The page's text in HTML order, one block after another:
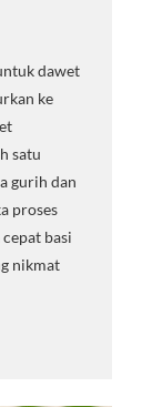
dawet
ke
satu
gurih dan
proses
basi
nikmat